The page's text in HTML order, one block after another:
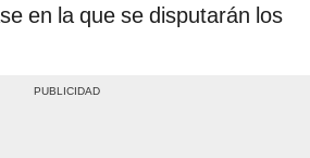
en la que se disputarán los